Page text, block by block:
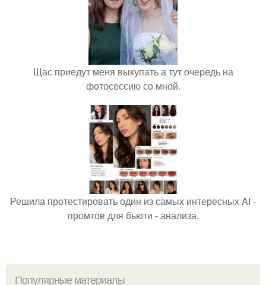
Щас приедут меня выкупать а тут очередь на
фотосессию со мной.
Решила протестировать один из самых интересных AI -
промтов для бьюти - анализа.
Популярные материалы